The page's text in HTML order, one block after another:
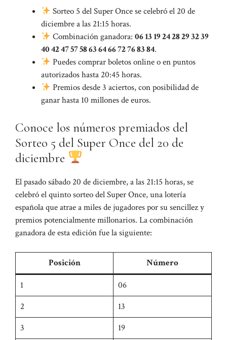
Sorteo 5 del Super Once se celebró el 20 de
diciembre a las 21:15 horas.
Combinación ganadora:06 13 19 24 28 29 32 39
40 42 47 57 58 63 64 66 72 76 83 84.
Puedes comprar boletos online o en puntos
autorizados hasta 20:45 horas.
Premios desde 3 aciertos, con posibilidad de
ganar hasta 10 millones de euros.
Conoce los números premiados del
Sorteo 5 del Super Once del 20 de
diciembre
El pasado sábado 20 de diciembre, a las 21:15 horas, se
celebró el quinto sorteo del Super Once, una lotería
española que atrae a miles de jugadores por su sencillez y
premios potencialmente millonarios. La combinación
ganadora de esta edición fue la siguiente:
Posición
Número
1
06
2
13
3
19